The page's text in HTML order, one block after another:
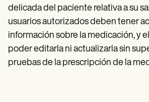
delicada del paciente relativa a su
usuarios autorizados deben tener
información sobre la medicación, y
poder editarla ni actualizarla sin
pruebas de la prescripción de la